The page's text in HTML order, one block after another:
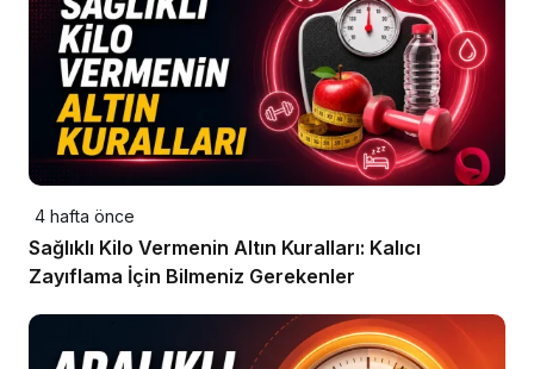
4 hafta önce
Sağlıklı Kilo Vermenin Altın Kuralları: Kalıcı
Zayıflama İçin Bilmeniz Gerekenler